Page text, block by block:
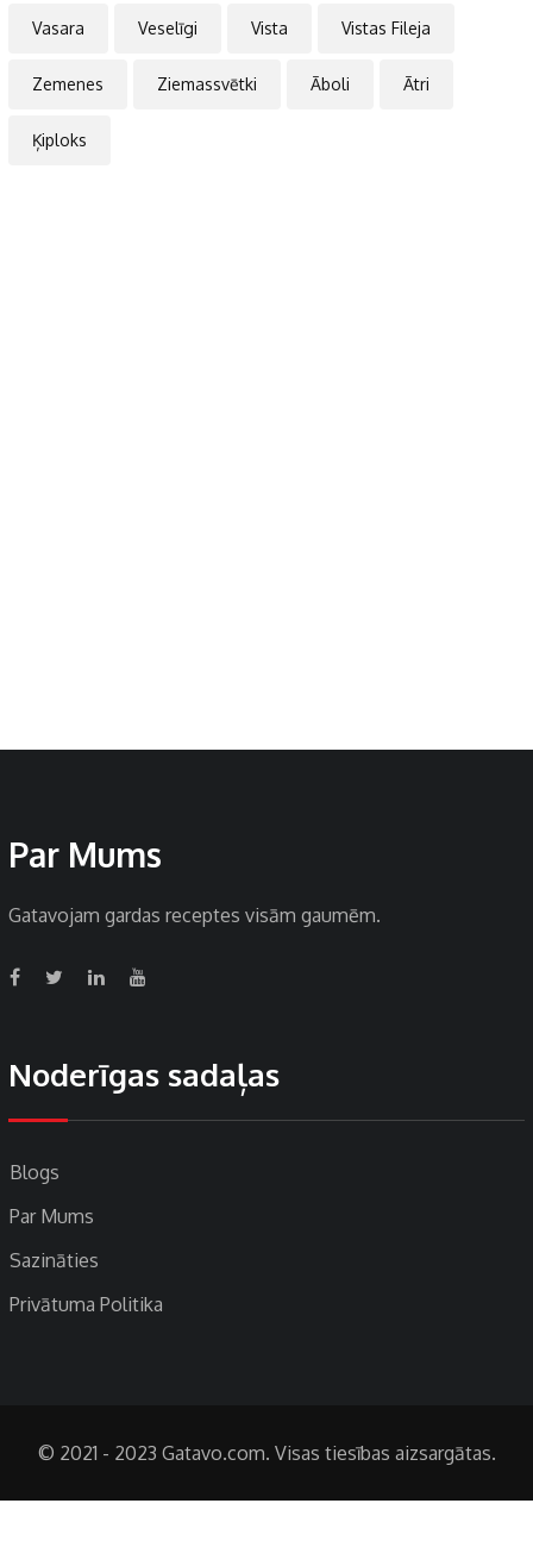
Vasara Veselīgi Vista Vistas Fileja
Zemenes Ziemassvētki Āboli Ātri
Ķiploks
Par Mums
Gatavojam gardas receptes visām gaumēm.
Noderīgas sadaļas
Blogs
Par Mums
Sazināties
Privātuma Politika
© 2021 - 2023 Gatavo.com. Visas tiesības aizsargātas.